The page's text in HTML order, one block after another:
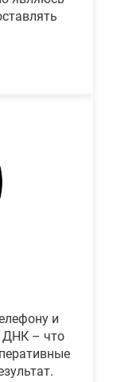
и
ДНК – что